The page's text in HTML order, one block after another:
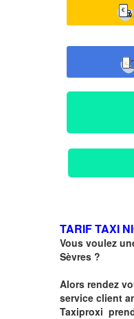
TARIF TAXI
Vous voulez
Sèvres ?
Alors rendez
service client
Taxiproxi